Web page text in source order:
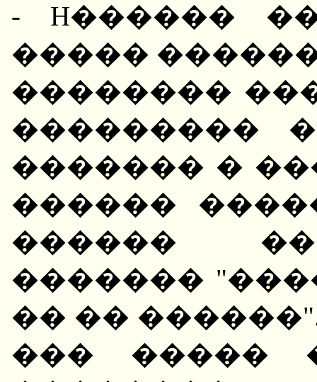
- H������
�����
��������
���������
������� �
������
������
�������
�� ��
��� �����